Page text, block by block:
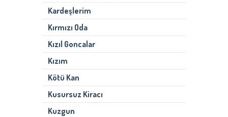
Kardeşlerim
Kırmızı Oda
Kızıl Goncalar
Kızım
Kötü Kan
Kusursuz Kiracı
Kuzgun